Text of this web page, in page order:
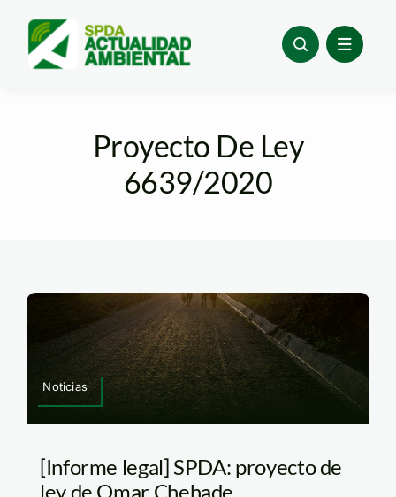
content
Proyecto De Ley
6639/2020
Noticias
[Informe legal] SPDA: proyecto de
ley de Omar Chehade